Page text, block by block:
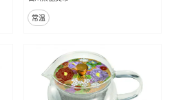
常温